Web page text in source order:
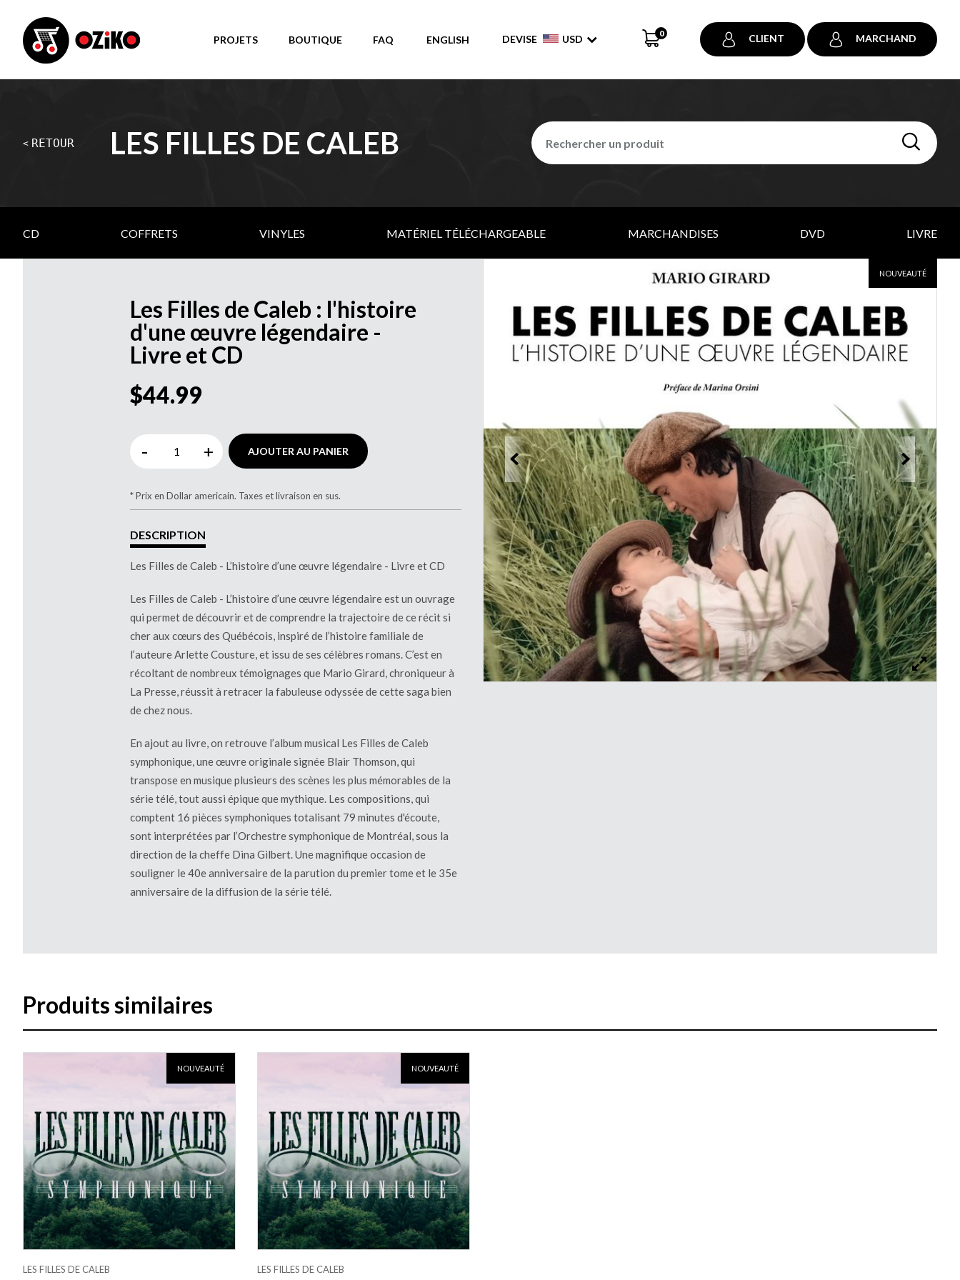
PROJETS BOUTIQUE FAQ ENGLISH DEVISE USD
0 CLIENT MARCHAND
< RETOUR LES FILLES DE CALEB
CD COFFRETS VINYLES MATÉRIEL TÉLÉCHARGEABLE MARCHANDISES DVD LIVRE
Les Filles de Caleb : l'histoire
d'une œuvre légendaire -
Livre et CD
$44.99
- + AJOUTER AU PANIER
* Prix en Dollar americain. Taxes et livraison en sus.
DESCRIPTION
Les Filles de Caleb - L’histoire d’une œuvre légendaire - Livre et CD
Les Filles de Caleb - L’histoire d’une œuvre légendaire est un ouvrage
qui permet de découvrir et de comprendre la trajectoire de ce récit si
cher aux cœurs des Québécois, inspiré de l’histoire familiale de
l’auteure Arlette Cousture, et issu de ses célèbres romans. C’est en
récoltant de nombreux témoignages que Mario Girard, chroniqueur à
La Presse, réussit à retracer la fabuleuse odyssée de cette saga bien
de chez nous.
En ajout au livre, on retrouve l’album musical Les Filles de Caleb
symphonique, une œuvre originale signée Blair Thomson, qui
transpose en musique plusieurs des scènes les plus mémorables de la
série télé, tout aussi épique que mythique. Les compositions, qui
comptent 16 pièces symphoniques totalisant 79 minutes d'écoute,
sont interprétées par l’Orchestre symphonique de Montréal, sous la
direction de la cheffe Dina Gilbert. Une magnifique occasion de
souligner le 40e anniversaire de la parution du premier tome et le 35e
anniversaire de la diffusion de la série télé.
NOUVEAUTÉ
Produits similaires
NOUVEAUTÉ
LES FILLES DE CALEB
NOUVEAUTÉ
LES FILLES DE CALEB